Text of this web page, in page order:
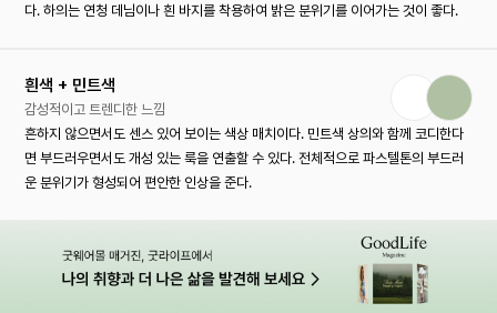
다. 하의는 연청 데님이나 흰 바지를 착용하여 밝은 분위기를 이어가는 것이 좋다.
흰색 + 민트색
감성적이고 트렌디한 느낌
흔하지 않으면서도 센스 있어 보이는 색상 매치이다. 민트색 상의와 함께 코디한다
면 부드러우면서도 개성 있는 룩을 연출할 수 있다. 전체적으로 파스텔톤의 부드러
운 분위기가 형성되어 편안한 인상을 준다.